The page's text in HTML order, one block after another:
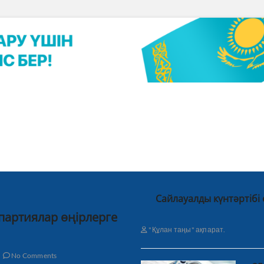
өңірлерге
No Comments
Сайлауалды
"Құлан таңы" ақпарат.